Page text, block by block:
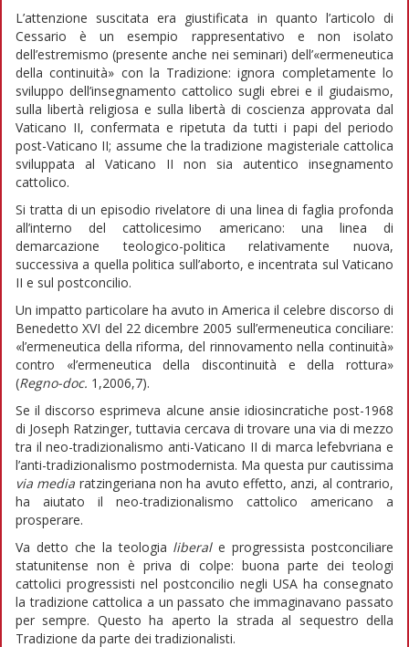
L’attenzione suscitata era giustificata in quanto l’articolo di
Cessario è un esempio rappresentativo e non isolato
dell’estremismo (presente anche nei seminari) dell’«ermeneutica
della continuità» con la Tradizione: ignora completamente lo
sviluppo dell’insegnamento cattolico sugli ebrei e il giudaismo,
sulla libertà religiosa e sulla libertà di coscienza approvata dal
Vaticano II, confermata e ripetuta da tutti i papi del periodo
post-Vaticano II; assume che la tradizione magisteriale cattolica
sviluppata al Vaticano II non sia autentico insegnamento
cattolico.
Si tratta di un episodio rivelatore di una linea di faglia profonda
all’interno del cattolicesimo americano: una linea di
demarcazione teologico-politica relativamente nuova,
successiva a quella politica sull’aborto, e incentrata sul Vaticano
II e sul postconcilio.
Un impatto particolare ha avuto in America il celebre discorso di
Benedetto XVI del 22 dicembre 2005 sull’ermeneutica conciliare:
«l’ermeneutica della riforma, del rinnovamento nella continuità»
contro «l’ermeneutica della discontinuità e della rottura»
(Regno-doc. 1,2006,7).
Se il discorso esprimeva alcune ansie idiosincratiche post-1968
di Joseph Ratzinger, tuttavia cercava di trovare una via di mezzo
tra il neo-tradizionalismo anti-Vaticano II di marca lefebvriana e
l’anti-tradizionalismo postmodernista. Ma questa pur cautissima
via media ratzingeriana non ha avuto effetto, anzi, al contrario,
ha aiutato il neo-tradizionalismo cattolico americano a
prosperare.
Va detto che la teologia liberale progressista postconciliare
statunitense non è priva di colpe: buona parte dei teologi
cattolici progressisti nel postconcilio negli USA ha consegnato
la tradizione cattolica a un passato che immaginavano passato
per sempre. Questo ha aperto la strada al sequestro della
Tradizione da parte dei tradizionalisti.